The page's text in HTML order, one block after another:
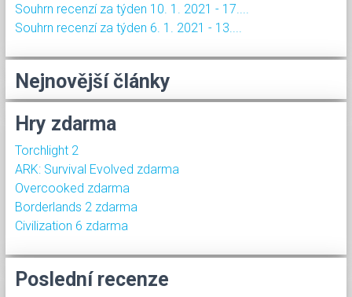
Souhrn recenzí za týden 10. 1. 2021 - 17....
Souhrn recenzí za týden 6. 1. 2021 - 13....
Nejnovější články
Hry zdarma
Torchlight 2
ARK: Survival Evolved zdarma
Overcooked zdarma
Borderlands 2 zdarma
Civilization 6 zdarma
Poslední recenze